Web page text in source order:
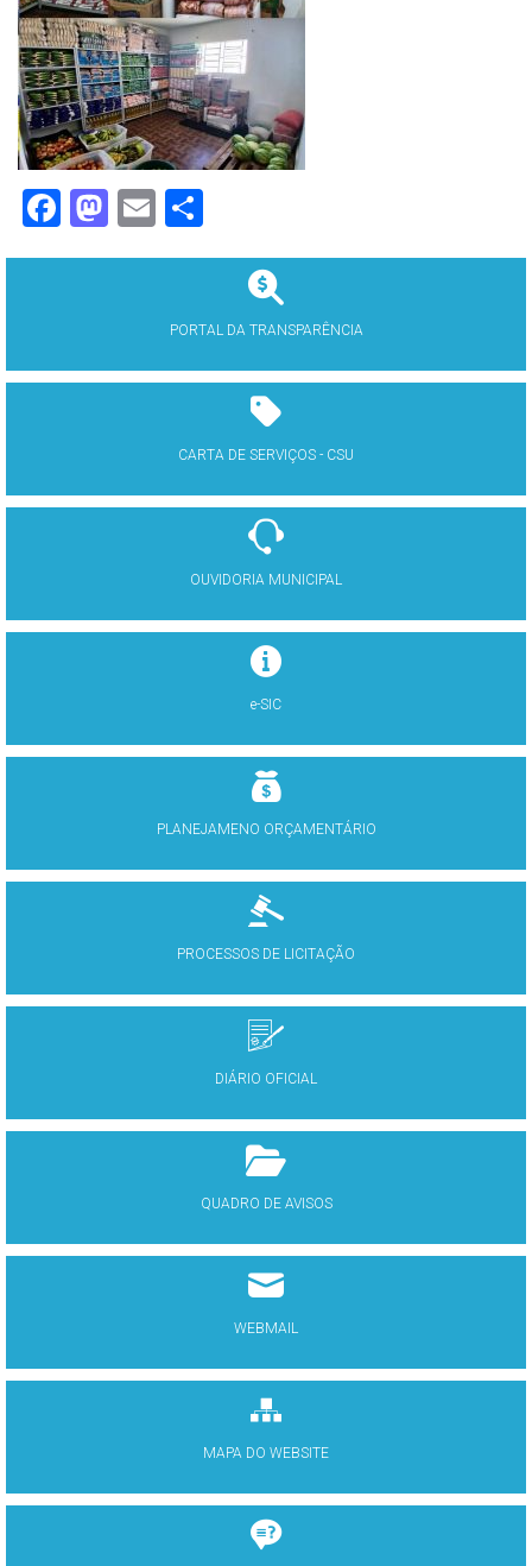
Facebook
Mastodon
Email
PORTAL DA TRANSPARÊNCIA
CARTA DE SERVIÇOS - CSU
OUVIDORIA MUNICIPAL
e-SIC
PLANEJAMENO ORÇAMENTÁRIO
PROCESSOS DE LICITAÇÃO
DIÁRIO OFICIAL
QUADRO DE AVISOS
WEBMAIL
MAPA DO WEBSITE